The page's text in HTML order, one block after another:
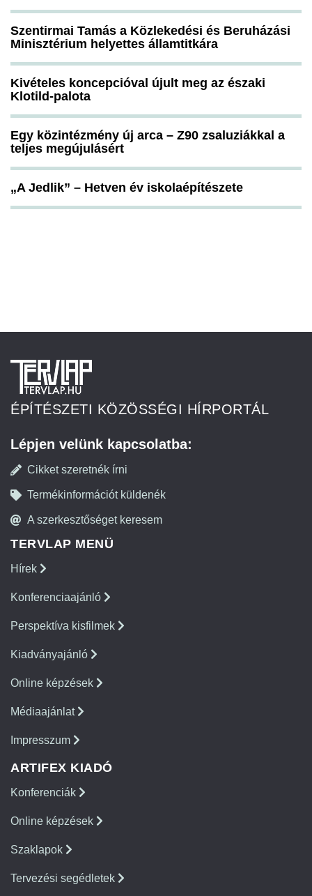
Szentirmai Tamás a Közlekedési és Beruházási
Minisztérium helyettes államtitkára
Kivételes koncepcióval újult meg az északi
Klotild-palota
Egy közintézmény új arca – Z90 zsaluziákkal a
teljes megújulásért
„A Jedlik” – Hetven év iskolaépítészete
ÉPÍTÉSZETI KÖZÖSSÉGI HÍRPORTÁL
Lépjen velünk kapcsolatba:
Cikket szeretnék írni
Termékinformációt küldenék
A szerkesztőséget keresem
TERVLAP MENÜ
Hírek
Konferenciaajánló
Perspektíva kisfilmek
Kiadványajánló
Online képzések
Médiaajánlat
Impresszum
ARTIFEX KIADÓ
Konferenciák
Online képzések
Szaklapok
Tervezési segédletek